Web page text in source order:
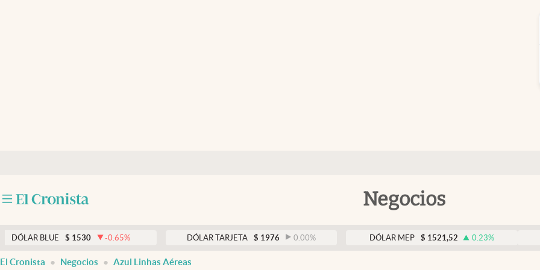
Negocios
BLUE $ 1530 -0.65 % DÓLAR TARJETA $ 1976 0.00 % DÓLAR MEP $ 1521,52 0.23 %
El Cronista Negocios Azul Linhas Aéreas